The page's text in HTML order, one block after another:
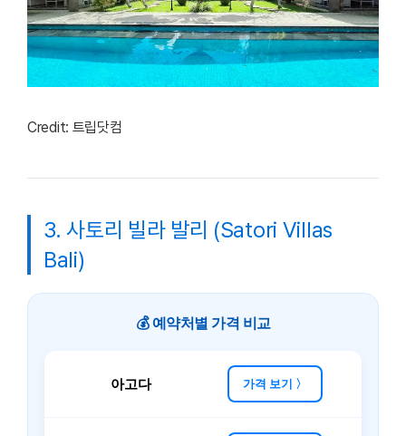
Credit: 트립닷컴
3. 사토리 빌라 발리 (Satori Villas
Bali)
💰 예약처별 가격 비교
아고다 가격 보기 〉